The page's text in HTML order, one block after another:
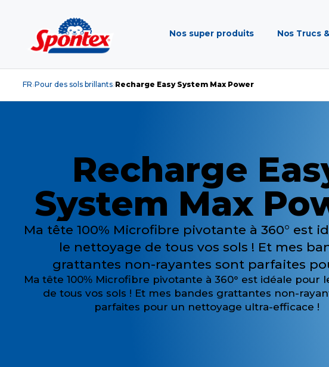
Nos super produits Nos Trucs
FR›Pour des sols brillants› Recharge Easy System Max Power
Recharge
System Max
Ma tête 100% Microfibre pivotante à 360° est
le nettoyage de tous vos sols ! Et mes
grattantes non-rayantes sont parfaites
Ma tête 100% Microfibre pivotante à 360° est idéale pour
de tous vos sols ! Et mes bandes grattantes non-
parfaites pour un nettoyage ultra-efficace !